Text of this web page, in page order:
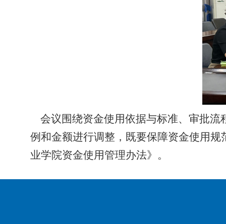
会议围绕资金使用依据与标准、审批流
例和金额进行调整，既要保障资金使用
业学院资金使用管理办法》。